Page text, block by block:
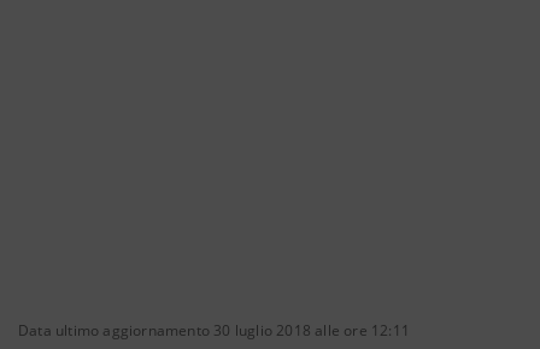
Data ultimo aggiornamento 30 luglio 2018 alle ore 12:11